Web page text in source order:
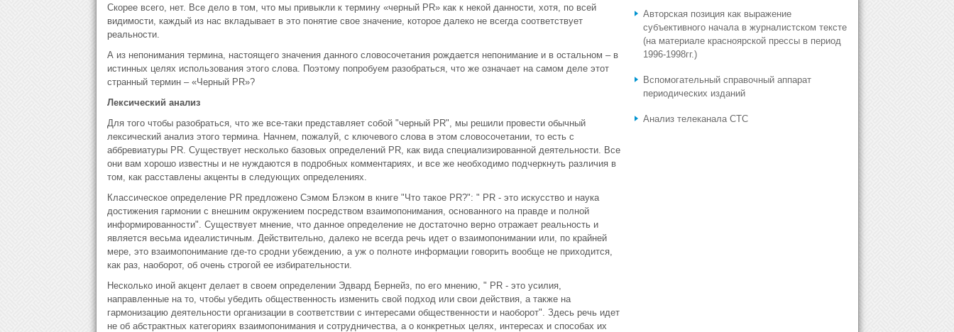
Скорее всего, нет. Все дело в том, что мы привыкли к термину «черный PR» как к некой данности, хотя, по всей
видимости, каждый из нас вкладывает в это понятие свое значение, которое далеко не всегда соответствует
реальности.
А из непонимания термина, настоящего значения данного словосочетания рождается непонимание и в остальном – в
истинных целях использования этого слова. Поэтому попробуем разобраться, что же означает на самом деле этот
странный термин – «Черный PR»?
Лексический анализ
Для того чтобы разобраться, что же все-таки представляет собой "черный PR", мы решили провести обычный
лексический анализ этого термина. Начнем, пожалуй, с ключевого слова в этом словосочетании, то есть с
аббревиатуры PR. Существует несколько базовых определений PR, как вида специализированной деятельности. Все
они вам хорошо известны и не нуждаются в подробных комментариях, и все же необходимо подчеркнуть различия в
том, как расставлены акценты в следующих определениях.
Классическое определение PR предложено Сэмом Блэком в книге "Что такое PR?": " PR - это искусство и наука
достижения гармонии с внешним окружением посредством взаимопонимания, основанного на правде и полной
информированности". Существует мнение, что данное определение не достаточно верно отражает реальность и
является весьма идеалистичным. Действительно, далеко не всегда речь идет о взаимопонимании или, по крайней
мере, это взаимопонимание где-то сродни убеждению, а уж о полноте информации говорить вообще не приходится,
как раз, наоборот, об очень строгой ее избирательности.
Несколько иной акцент делает в своем определении Эдвард Бернейз, по его мнению, " PR - это усилия,
направленные на то, чтобы убедить общественность изменить свой подход или свои действия, а также на
гармонизацию деятельности организации в соответствии с интересами общественности и наоборот". Здесь речь идет
не об абстрактных категориях взаимопонимания и сотрудничества, а о конкретных целях, интересах и способах их
Авторская позиция как выражение
субъективного начала в журналистском тексте
(на материале красноярской прессы в период
1996-1998гг.)
Вспомогательный справочный аппарат
периодических изданий
Анализ телеканала СТС